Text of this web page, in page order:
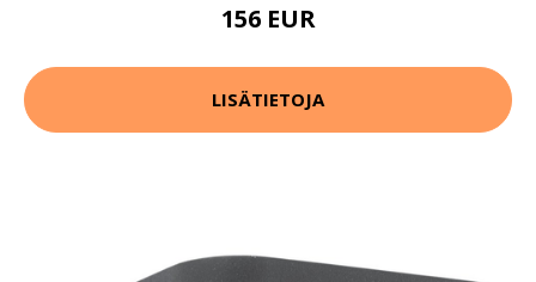
156 EUR
LISÄTIETOJA